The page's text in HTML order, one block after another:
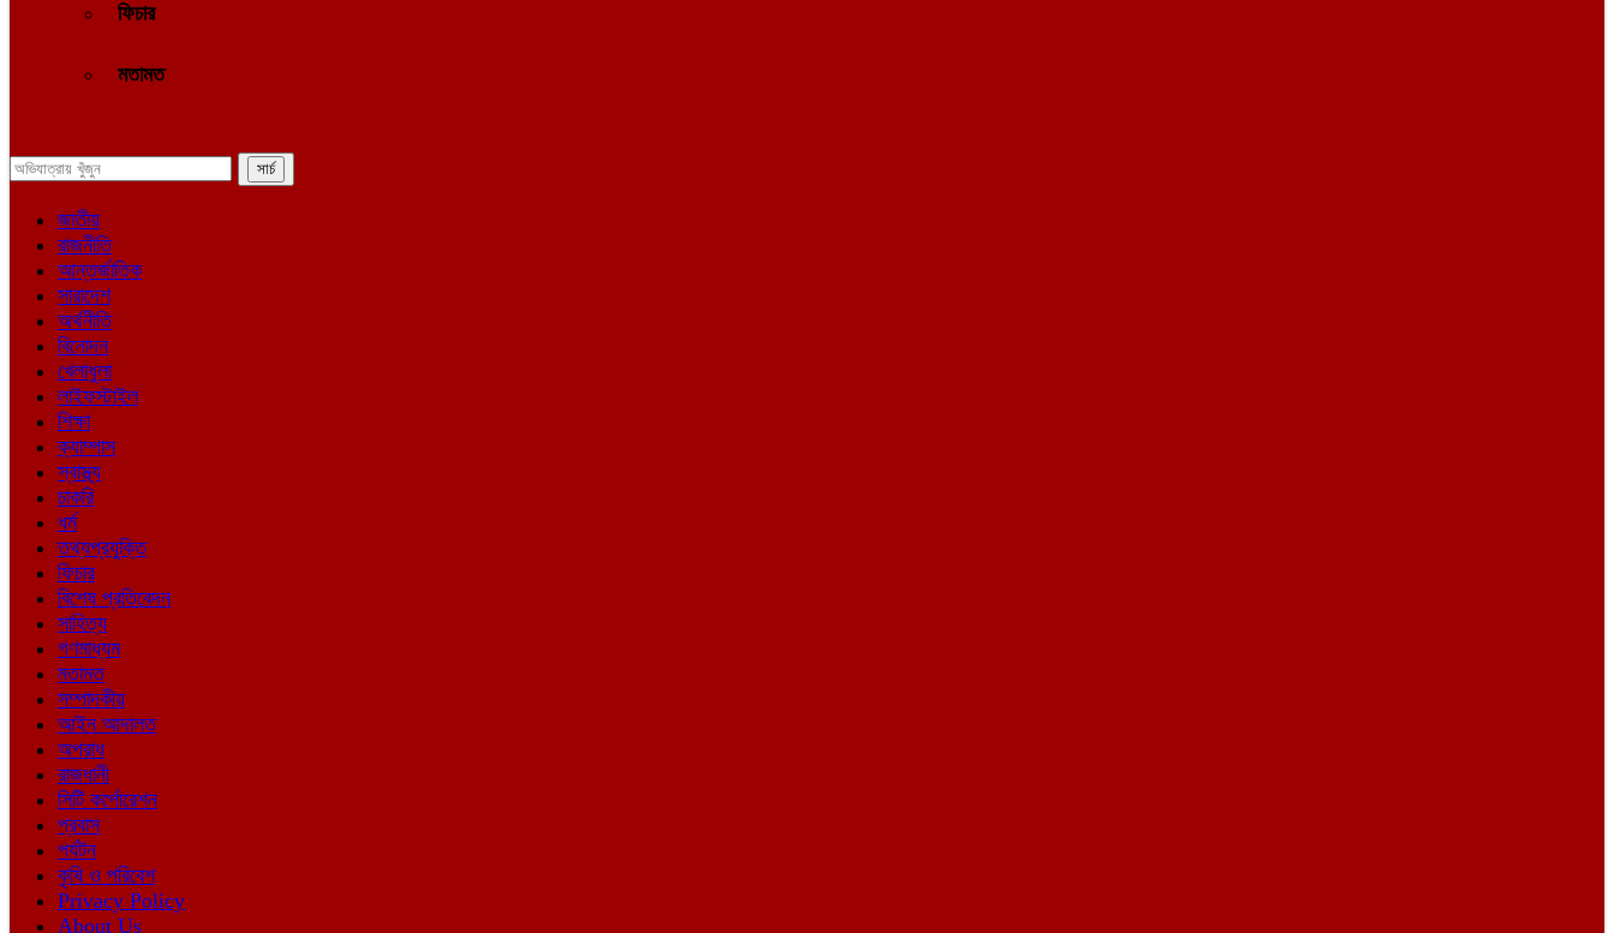
ফিচার
মতামত
জাতীয়
রাজনীতি
আন্তর্জাতিক
সারাদেশ
অর্থনীতি
বিনোদন
খেলাধুলা
লাইফস্টাইল
শিক্ষা
ক্যাম্পাস
স্বাস্থ্য
চাকরি
ধর্ম
তথ্যপ্রযুক্তি
ফিচার
বিশেষ প্রতিবেদন
সাহিত্য
গণমাধ্যম
মতামত
সম্পাদকীয়
আইন আদালত
অপরাধ
রাজধানী
সিটি কর্পোরেশন
প্রবাস
পর্যটন
কৃষি ও পরিবেশ
Privacy Policy
About Us